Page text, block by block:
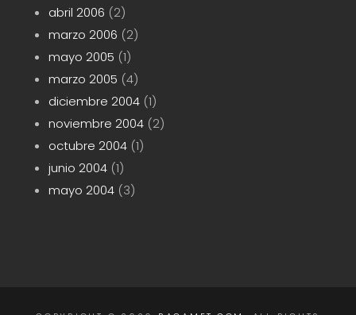
abril 2006 (2)
marzo 2006 (2)
mayo 2005 (1)
marzo 2005 (4)
diciembre 2004(1)
noviembre 2004(2)
octubre 2004(1)
junio 2004(1)
mayo 2004(3)